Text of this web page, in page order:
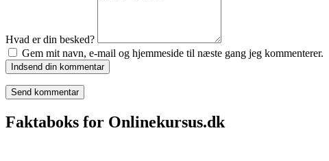
Hvad er din besked?
Gem mit navn, e-mail og hjemmeside til næste gang jeg kommenterer.
Indsend din kommentar
Faktaboks for Onlinekursus.dk